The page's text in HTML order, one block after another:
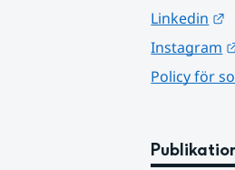
Linkedin
Instagram
Policy för